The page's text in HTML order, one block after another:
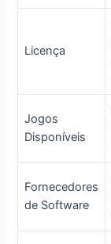
Licença
Jogos
Disponíveis
Fornecedores
de Software